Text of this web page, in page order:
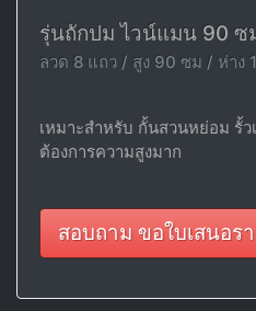
รุ่นถักปม ไวน์แมน 90 ซ
ลวด 8 แถว / สูง 90 ซม / ห่าง
เหมาะสำหรับ กั้นสวนหย่อม รั้
ต้องการความสูงมาก
สอบถาม ขอใบเสนอร